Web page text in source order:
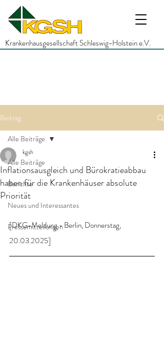
Krankenhausgesellschaft Schleswig-Holstein e.V.
Beitrag
Alle Beiträge
Berichte
Neues und Interessantes
Pressemitteilungen
Alle Beiträge
Inflationsausgleich und Bürokratieabbau
haben für die Krankenhäuser absolute
Priorität
kgsh
[DKG-Meldung - Berlin, Donnerstag,
20.03.2025]